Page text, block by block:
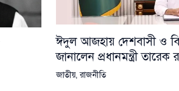
ঈদুল আজহায় দেশবাসী ও
জানালেন প্রধানমন্ত্রী তারেক
জাতীয়,রাজনীতি